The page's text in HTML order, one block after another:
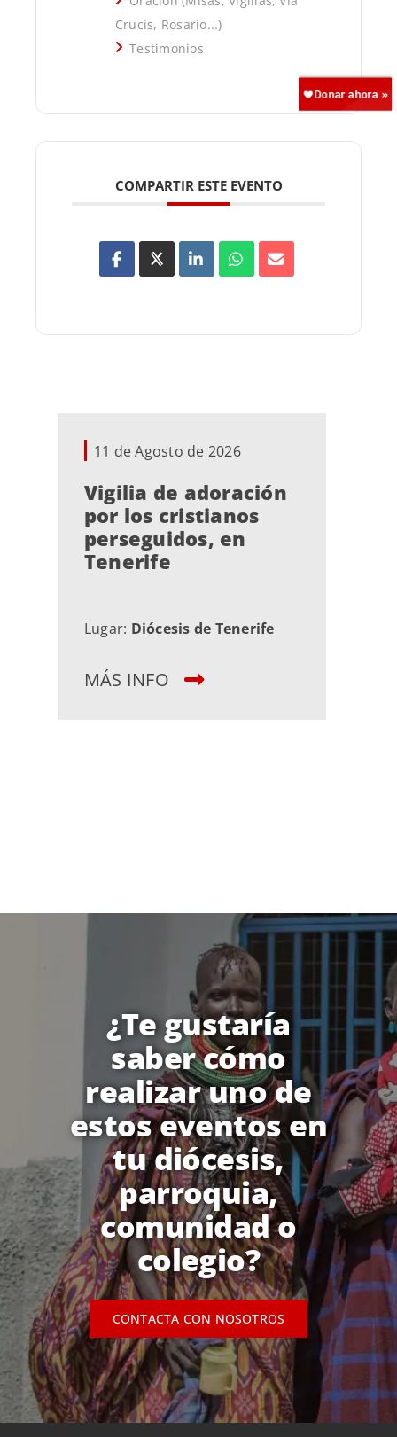
Crucis, Rosario...)
Testimonios
COMPARTIR ESTE EVENTO
11 de Agosto de 2026
Vigilia de adoración
por los cristianos
perseguidos, en
Tenerife
Lugar: Diócesis de Tenerife
MÁS INFO
¿Te gustaría
saber cómo
realizar uno de
estos eventos en
tu diócesis,
parroquia,
comunidad o
colegio?
CONTACTA CON NOSOTROS